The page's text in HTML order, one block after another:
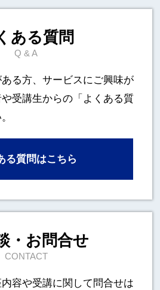
ある質問
Q & A
る方、サービスにご興味が
受講生からの「よくある質
る質問はこちら
・お問合せ
CONTACT
容や受講に関して 問合せは